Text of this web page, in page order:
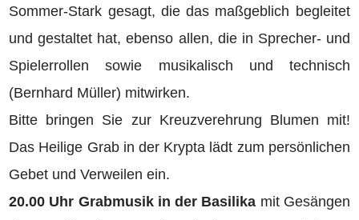
Sommer-Stark gesagt, die das maßgeblich begleitet
und gestaltet hat, ebenso allen, die in Sprecher- und
Spielerrollen sowie musikalisch und technisch
(Bernhard Müller) mitwirken.
Bitte bringen Sie zur Kreuzverehrung Blumen mit!
Das Heilige Grab in der Krypta lädt zum persönlichen
Gebet und Verweilen ein.
20.00 Uhr Grabmusik in der Basilika mit Gesängen